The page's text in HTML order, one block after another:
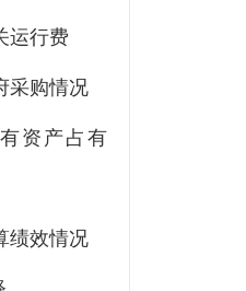
运行费
采购情况
资产占有
绩效情况